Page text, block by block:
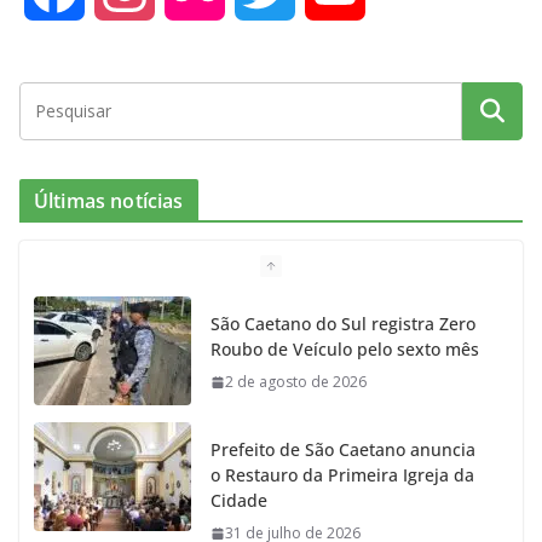
c
o
o
k
g
r
a
m
r e
Últimas notícias
São Caetano do Sul registra Zero
Roubo de Veículo pelo sexto mês
2 de agosto de 2026
Prefeito de São Caetano anuncia
o Restauro da Primeira Igreja da
Cidade
31 de julho de 2026